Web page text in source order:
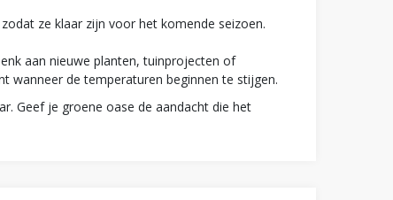
ze klaar zijn voor het komende seizoen.
aan nieuwe planten, tuinprojecten of
wanneer de temperaturen beginnen te stijgen.
Geef je groene oase de aandacht die het